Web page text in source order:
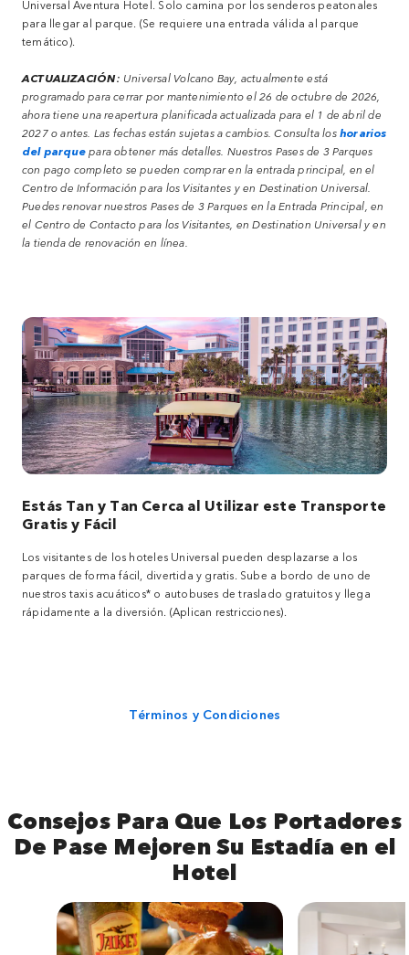
Universal Aventura Hotel. Solo camina por los senderos peatonales
para llegar al parque. (Se requiere una entrada válida al parque
temático).
ACTUALIZACIÓN: Universal Volcano Bay, actualmente está
programado para cerrar por mantenimiento el 26 de octubre de 2026,
ahora tiene una reapertura planificada actualizada para el 1 de abril de
2027 o antes. Las fechas están sujetas a cambios. Consulta loshorarios
del parquepara obtener más detalles. Nuestros Pases de 3 Parques
con pago completo se pueden comprar en la entrada principal, en el
Centro de Información para los Visitantes y en Destination Universal.
Puedes renovar nuestros Pases de 3 Parques en la Entrada Principal, en
el Centro de Contacto para los Visitantes, en Destination Universal y en
la tienda de renovación en línea.
Estás Tan y Tan Cerca al Utilizar este Transporte
Gratis y Fácil
Los visitantes de los hoteles Universal pueden desplazarse a los
parques de forma fácil, divertida y gratis. Sube a bordo de uno de
nuestros taxis acuáticos* o autobuses de traslado gratuitos y llega
rápidamente a la diversión. (Aplican restricciones).
Términos y Condiciones
Consejos Para Que Los Portadores
De Pase Mejoren Su Estadía en el
Hotel